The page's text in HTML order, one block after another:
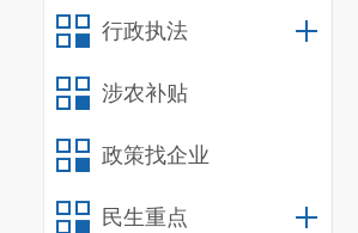
行政执法
涉农补贴
政策找企业
民生重点